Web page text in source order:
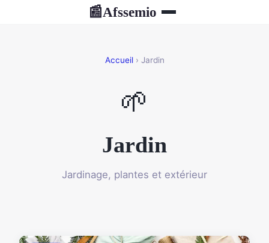
📰Afssemio
Accueil› Jardin
🌱
Jardin
Jardinage, plantes et extérieur